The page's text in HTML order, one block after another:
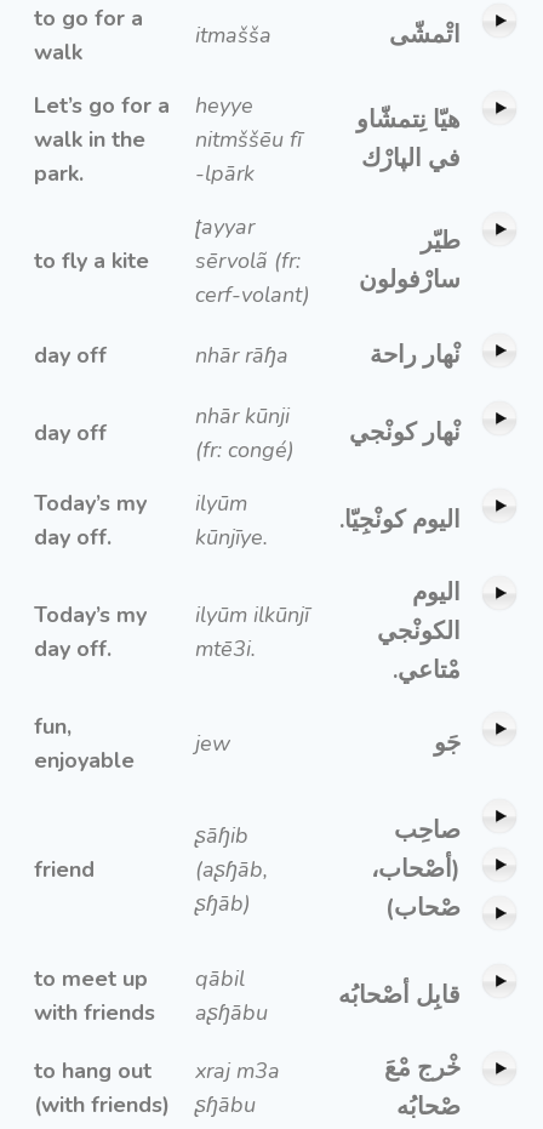
to go for a
walk
itmašša اتْمشّى
Let’s go for a
walk in the
park.
heyye
nitmššēu fī
-lpārk
هيّا نِتمشّاو
في الپارْك
to fly a kite
ʈayyar
sērvolã (fr:
cerf-volant)
طيّر
سارْفولون
day off nhār rāɧa نْهار راحة
day off
nhār kūnji
(fr: congé)
نْهار كونْجي
Today’s my
day off.
ilyūm
kūnjīye.
اليوم كونْجِيّا.
Today’s my
day off.
ilyūm ilkūnjī
mtē3i.
اليوم
الكونْجي
مْتاعي.
fun,
enjoyable
jew جَو
friend
ʂāɧib
(aʂɧāb,
ʂɧāb)
صاحِب
(أصْحاب،
صْحاب)
to meet up
with friends
qābil
aʂɧābu
قابِل أصْحابُه
to hang out
(with friends)
xraj m3a
ʂɧābu
خْرج مْعَ
صْحابُه